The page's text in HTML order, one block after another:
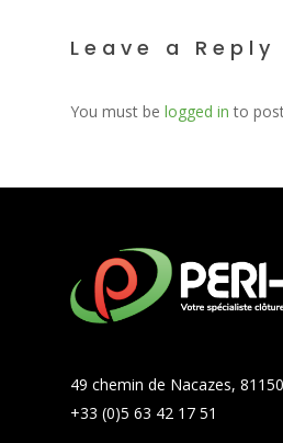
Leave a Reply
You must be logged in to
49 chemin de Nacazes,
+33 (0)5 63 42 17 51